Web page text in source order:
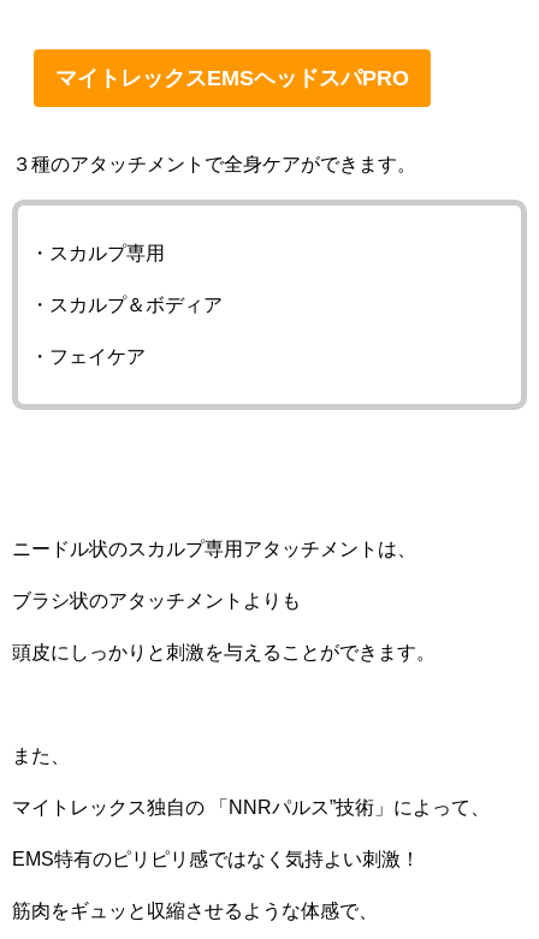
マイトレックスEMSヘッドスパPRO
３種のアタッチメントで全身ケアができます。
・スカルプ専用
・スカルプ＆ボディア
・フェイケア
ニードル状のスカルプ専用アタッチメントは、
ブラシ状のアタッチメントよりも
頭皮にしっかりと刺激を与えることができます。
また、
マイトレックス独自の 「NNRパルス”技術」によって、
EMS特有のピリピリ感ではなく気持よい刺激！
筋肉をギュッと収縮させるような体感で、